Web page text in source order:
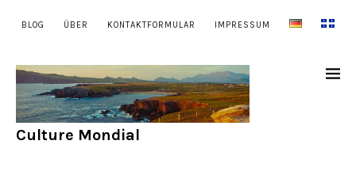
BLOG ÜBER KONTAKTFORMULAR IMPRESSUM
Culture Mondial